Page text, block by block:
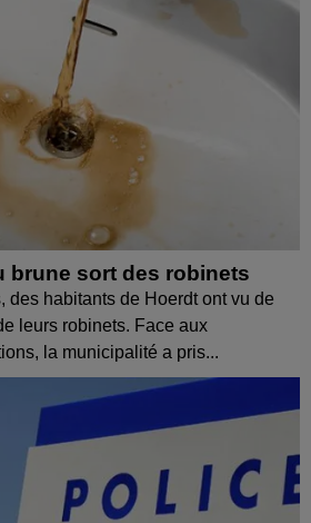
brune sort des robinets
des habitants de Hoerdt ont vu de
leurs robinets. Face aux
la municipalité a pris...